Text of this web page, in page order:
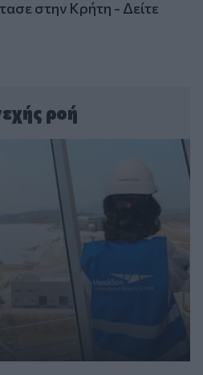
στην Κρήτη - Δείτε
ροή